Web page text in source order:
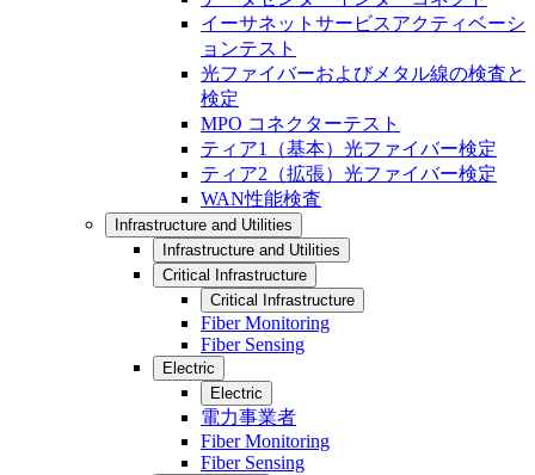
イーサネットサービスアクティベーシ
ョンテスト
光ファイバーおよびメタル線の検査と
検定
MPO コネクターテスト
ティア1（基本）光ファイバー検定
ティア2（拡張）光ファイバー検定
WAN性能検査
Infrastructure and Utilities
Infrastructure and Utilities
Critical Infrastructure
Critical Infrastructure
Fiber Monitoring
Fiber Sensing
Electric
Electric
電力事業者
Fiber Monitoring
Fiber Sensing